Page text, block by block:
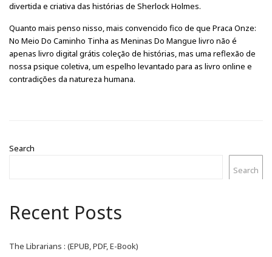
divertida e criativa das histórias de Sherlock Holmes.
Quanto mais penso nisso, mais convencido fico de que Praca Onze:
No Meio Do Caminho Tinha as Meninas Do Mangue livro não é
apenas livro digital grátis coleção de histórias, mas uma reflexão de
nossa psique coletiva, um espelho levantado para as livro online e
contradições da natureza humana.
Search
Search
Recent Posts
The Librarians : (EPUB, PDF, E-Book)